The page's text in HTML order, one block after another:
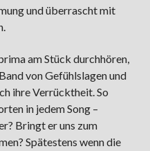
und überrascht mit
am Stück durchhören,
von Gefühlslagen und
ihre Verrücktheit. So
in jedem Song –
Bringt er uns zum
Spätestens wenn die